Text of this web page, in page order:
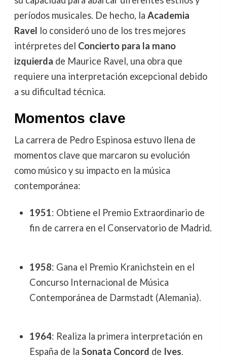
períodos musicales. De hecho, la Academia
Ravel lo consideró uno de los tres mejores
intérpretes del Concierto para la mano
izquierda de Maurice Ravel, una obra que
requiere una interpretación excepcional debido
a su dificultad técnica.
Momentos clave
La carrera de Pedro Espinosa estuvo llena de
momentos clave que marcaron su evolución
como músico y su impacto en la música
contemporánea:
1951: Obtiene el Premio Extraordinario de
fin de carrera en el Conservatorio de Madrid.
1958: Gana el Premio Kranichstein en el
Concurso Internacional de Música
Contemporánea de Darmstadt (Alemania).
1964: Realiza la primera interpretación en
España de la Sonata Concord de Ives.